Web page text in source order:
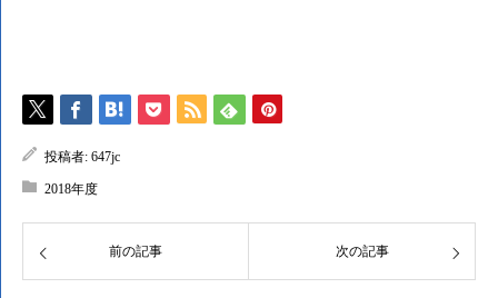
投稿者: 647jc
2018年度
前の記事 次の記事